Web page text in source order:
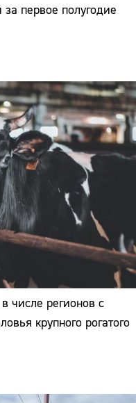
первое полугодие
числе регионов с
крупного рогатого